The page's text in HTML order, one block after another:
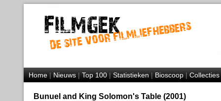
Home|Nieuws|Top 100|Statistieken|Bioscoop|Collecties
Bunuel and King Solomon's Table (2001)